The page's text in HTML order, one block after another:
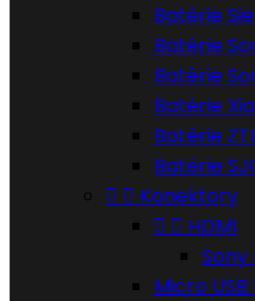
Batérie
Batérie
Batérie
Batérie
Batérie
Batérie
  Konektory
  HDMI
Sony
Micro